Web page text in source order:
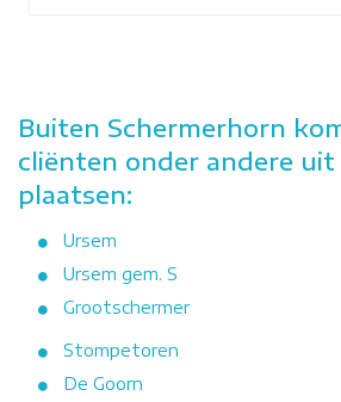
Buiten Schermerhorn
cliënten onder andere
plaatsen:
Ursem
Ursem gem. S
Grootschermer
Stompetoren
De Goorn